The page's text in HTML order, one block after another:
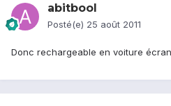
abitbool
Posté(e) 25 août 2011
Donc rechargeable en voiture